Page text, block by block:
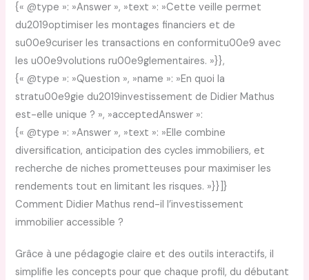
{« @type »: »Answer », »text »: »Cette veille permet
du2019optimiser les montages financiers et de
su00e9curiser les transactions en conformitu00e9 avec
les u00e9volutions ru00e9glementaires. »}},
{« @type »: »Question », »name »: »En quoi la
stratu00e9gie du2019investissement de Didier Mathus
est-elle unique ? », »acceptedAnswer »:
{« @type »: »Answer », »text »: »Elle combine
diversification, anticipation des cycles immobiliers, et
recherche de niches prometteuses pour maximiser les
rendements tout en limitant les risques. »}}]}
Comment Didier Mathus rend-il l’investissement
immobilier accessible ?
Grâce à une pédagogie claire et des outils interactifs, il
simplifie les concepts pour que chaque profil, du débutant